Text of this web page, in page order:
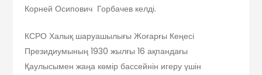
Корней Осипович Горбачев келді.
КСРО Халық шаруашылығы Жоғарғы Кеңесі
Президиумының 1930 жылғы 16 ақпандағы
Қаулысымен жаңа көмір бассейнін игеру үшін